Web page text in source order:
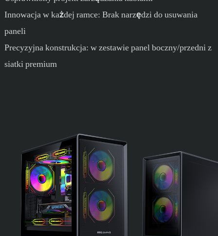
Innowacja w każdej ramce: Brak narzędzi do usuwania
paneli
Precyzyjna konstrukcja: w zestawie panel boczny/przedni z
siatki premium